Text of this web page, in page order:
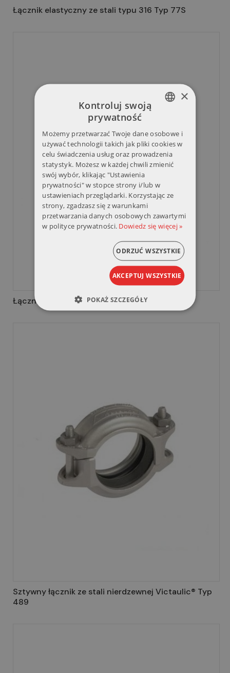
Łącznik elastyczny ze stali typu 316 Typ 77S
Łącznik sztywny ze stali Duplex Typ 489DX
Sztywny łącznik ze stali nierdzewnej Victaulic® Typ
489
ENGLISH
×
Kontroluj swoją
prywatność
Możemy przetwarzać Twoje dane osobowe i
używać technologii takich jak pliki cookies w
celu świadczenia usług oraz prowadzenia
statystyk. Możesz w każdej chwili zmienić
swój wybór, klikając "Ustawienia
prywatności" w stopce strony i/lub w
ustawieniach przeglądarki. Korzystając ze
strony, zgadzasz się z warunkami
przetwarzania danych osobowych zawartymi
w polityce prywatności. Dowiedz się więcej »
AKCEPTUJ WSZYSTKIE
ODRZUĆ WSZYSTKIE
POKAŻ SZCZEGÓŁY